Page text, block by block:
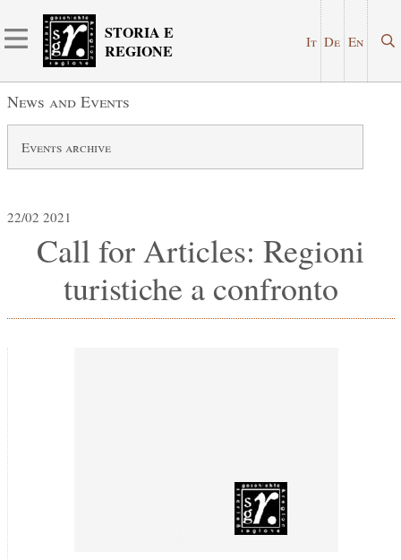
STORIA E
REGIONE
It De En
News and Events
Events archive
22/02 2021
Call for Articles: Regioni
turistiche a confronto